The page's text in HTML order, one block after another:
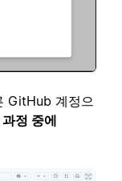
GitHub 계정으
정 중에